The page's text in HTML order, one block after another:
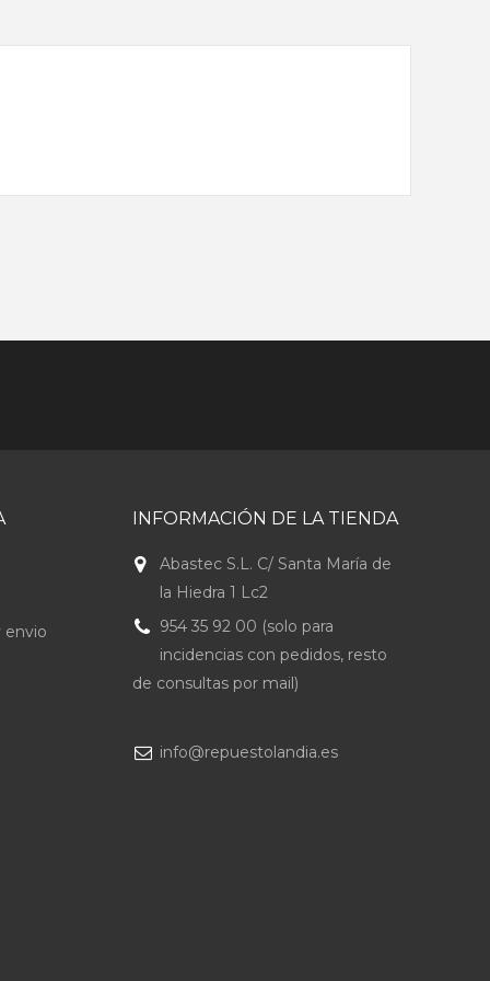
envio
INFORMACIÓN DE LA TIENDA
Abastec S.L. C/ Santa María de
la Hiedra 1 Lc2
954 35 92 00 (solo para
incidencias con pedidos, resto
de consultas por mail)
info@repuestolandia.es